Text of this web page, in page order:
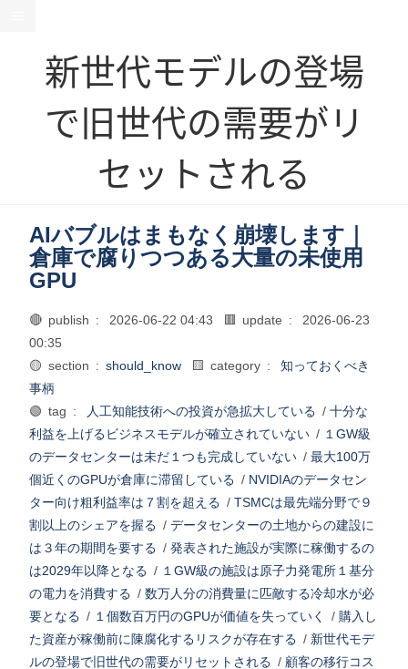
新世代モデルの登場
で旧世代の需要がリ
セットされる
AIバブルはまもなく崩壊します｜
倉庫で腐りつつある大量の未使用
GPU
🔴 publish : 2026-06-22 04:43 🟥 update :
2026-06-23
00:35
🟡 section : should_know 🟨 category :
知っておくべき
事柄
🟢 tag :
人工知能技術への投資が急拡大している / 十分な
利益を上げるビジネスモデルが確立されていない / １GW級
のデータセンターは未だ１つも完成していない / 最大100万
個近くのGPUが倉庫に滞留している / NVIDIAのデータセン
ター向け粗利益率は７割を超える / TSMCは最先端分野で９
割以上のシェアを握る / データセンターの土地からの建設に
は３年の期間を要する / 発表された施設が実際に稼働するの
は2029年以降となる / １GW級の施設は原子力発電所１基分
の電力を消費する / 数万人分の消費量に匹敵する冷却水が必
要となる / １個数百万円のGPUが価値を失っていく / 購入し
た資産が稼働前に陳腐化するリスクが存在する / 新世代モデ
ルの登場で旧世代の需要がリセットされる / 顧客の移行コス